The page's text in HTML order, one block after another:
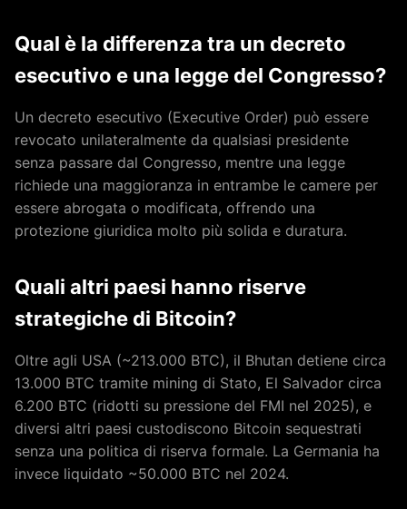
Qual è la differenza tra un decreto
esecutivo e una legge del Congresso?
Un decreto esecutivo (Executive Order) può essere
revocato unilateralmente da qualsiasi presidente
senza passare dal Congresso, mentre una legge
richiede una maggioranza in entrambe le camere per
essere abrogata o modificata, offrendo una
protezione giuridica molto più solida e duratura.
Quali altri paesi hanno riserve
strategiche di Bitcoin?
Oltre agli USA (~213.000 BTC), il Bhutan detiene circa
13.000 BTC tramite mining di Stato, El Salvador circa
6.200 BTC (ridotti su pressione del FMI nel 2025), e
diversi altri paesi custodiscono Bitcoin sequestrati
senza una politica di riserva formale. La Germania ha
invece liquidato ~50.000 BTC nel 2024.